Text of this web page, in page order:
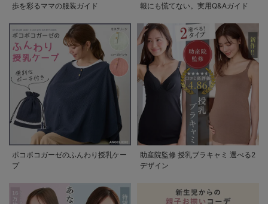
歩を彩るママの服装ガイド
報にも慌てない。実用Q&Aガイド
ポコポコガーゼのふんわり授乳ケー
プ
助産院監修 授乳ブラキャミ 選べる2
デザイン